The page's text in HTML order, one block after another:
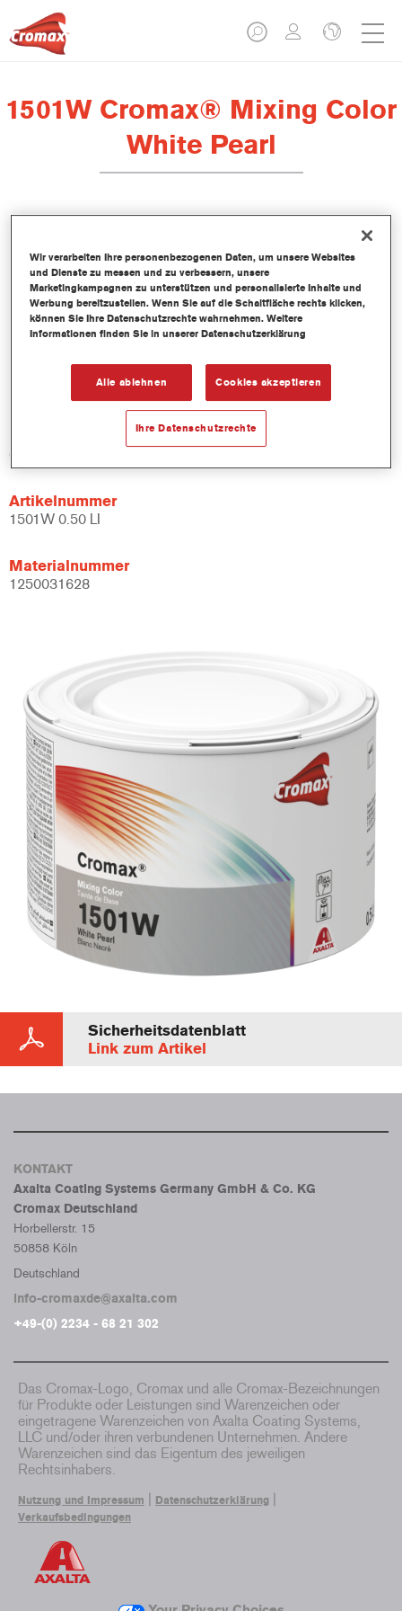
1501W Cromax® Mixing Color
White Pearl
Dieses wasserbasierte Mischlackkonzentrat ist Teil des Cromax
Basislacksystems.
Produktmerkmale
Hervorragende Farbtongenauigkeit.
Einfache Nass-in-Nass-Anwendung.
Kontinuierlich aktualisierte Datenbank mit mehr als 30.000
Uni-, Metallic- und Perleffekt-Farbtonformeln.
0.5LT
Artikelnummer
1501W 0.50 LI
Materialnummer
1250031628
Sicherheitsdatenblatt
Link zum Artikel
KONTAKT
Axalta Coating Systems Germany GmbH & Co. KG
Cromax Deutschland
Horbellerstr. 15
50858 Köln
Deutschland
info-cromaxde@axalta.com
+49-(0) 2234 - 68 21 302
Das Cromax-Logo, Cromax und alle Cromax-Bezeichnungen
für Produkte oder Leistungen sind Warenzeichen oder
eingetragene Warenzeichen von Axalta Coating Systems,
LLC und/oder ihren verbundenen Unternehmen. Andere
Warenzeichen sind das Eigentum des jeweiligen
Rechtsinhabers.
Nutzung und Impressum Datenschutzerklärung
Verkaufsbedingungen
Wir verarbeiten Ihre personenbezogenen Daten, um unsere Websites
und Dienste zu messen und zu verbessern, unsere
Marketingkampagnen zu unterstützen und personalisierte Inhalte und
Werbung bereitzustellen. Wenn Sie auf die Schaltfläche rechts klicken,
können Sie Ihre Datenschutzrechte wahrnehmen. Weitere
Informationen finden Sie in unserer Datenschutzerklärung
Alle ablehnen Cookies akzeptieren
Ihre Datenschutzrechte